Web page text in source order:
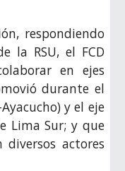
respondiendo
la RSU, el FCD
en ejes
durante el
y el eje
Lima Sur; y que
actores